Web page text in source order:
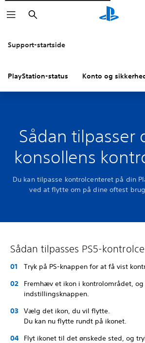
Søg
Support-startside
PlayStation-status Konto og
Sådan tilpasser
konsollens
Du kan tilpasse kontrolcenteret på din
ved at flytte om på dine oftest
Sådan tilpasses PS5-
Tryk på PS-knappen for at få vist
Fremhæv et ikon i kontrolområdet, og
indstillingsknappen.
Vælg det ikon, du vil flytte.
Du kan nu flytte rundt på ikonet.
Flyt ikonet til det ønskede sted, og